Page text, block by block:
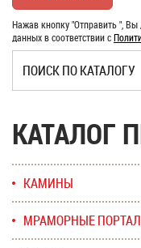
Нажав кнопку "Отправить ", Вы
данных в соответствии с
КАТАЛОГ
КАМИНЫ
МРАМОРНЫЕ